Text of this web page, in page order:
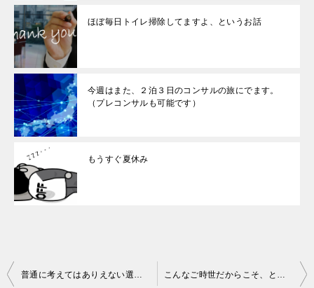
ほぼ毎日トイレ掃除してますよ、というお話
今週はまた、２泊３日のコンサルの旅にでます。
（プレコンサルも可能です）
もうすぐ夏休み
投
普通に考えてはありえない選択をしようと思います こんなご時世だからこそ、ともいえます